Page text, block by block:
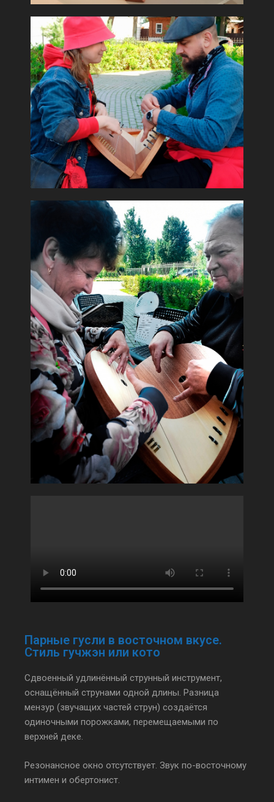
Парные гусли в восточном вкусе.
Стиль гучжэн или кото
Сдвоенный удлинённый струнный инструмент,
оснащённый струнами одной длины. Разница
мензур (звучащих частей струн) создаётся
одиночными порожками, перемещаемыми по
верхней деке.
Резонансное окно отсутствует. Звук по-восточному
интимен и обертонист.